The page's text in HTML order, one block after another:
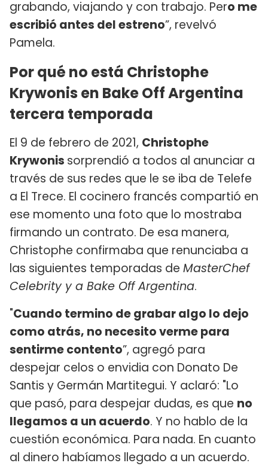
grabando, viajando y con trabajo. Pero me
escribió antes del estreno”, revelvó
Pamela.
Por qué no está Christophe
Krywonis en Bake Off Argentina
tercera temporada
El 9 de febrero de 2021, Christophe
Krywonis sorprendió a todos al anunciar a
través de sus redes que le se iba de Telefe
a El Trece. El cocinero francés compartió en
ese momento una foto que lo mostraba
firmando un contrato. De esa manera,
Christophe confirmaba que renunciaba a
las siguientes temporadas de MasterChef
Celebrity y a Bake Off Argentina.
"Cuando termino de grabar algo lo dejo
como atrás, no necesito verme para
sentirme contento”, agregó para
despejar celos o envidia con Donato De
Santis y Germán Martitegui. Y aclaró: "Lo
que pasó, para despejar dudas, es que no
llegamos a un acuerdo. Y no hablo de la
cuestión económica. Para nada. En cuanto
al dinero habíamos llegado a un acuerdo.